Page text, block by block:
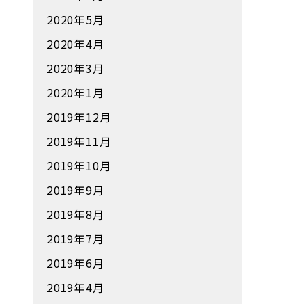
2020年5月
2020年4月
2020年3月
2020年1月
2019年12月
2019年11月
2019年10月
2019年9月
2019年8月
2019年7月
2019年6月
2019年4月